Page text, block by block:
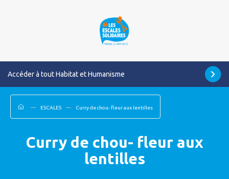
Accéder à tout Habitat et Humanisme
ESCALES Curry de chou- fleur aux lentilles
Curry de chou- fleur aux
lentilles